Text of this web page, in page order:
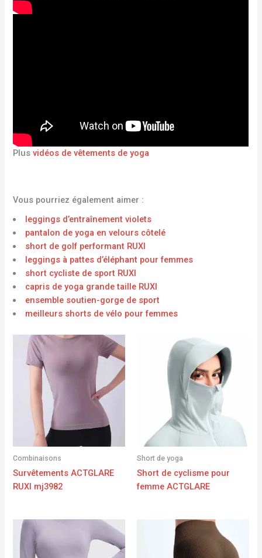
Plusvidéos de vêtements de yoga
Vous pourriez également aimer :
leggings d’entraînement violets
pantalon de yoga en velours côtelé
short de golf performant RUXI
leggings à pattes d’éléphant pour femmes
short cycliste de sport RUXI
capris de yoga grande taille RUXI
ensemble soutien-gorge de sport
meilleurs shorts de vélo pour femmes
Combinaisons
Survêtements ACTGLARE
RUXI mj3982
Short de yoga
Short de cyclisme pour
femme ACTGLARE